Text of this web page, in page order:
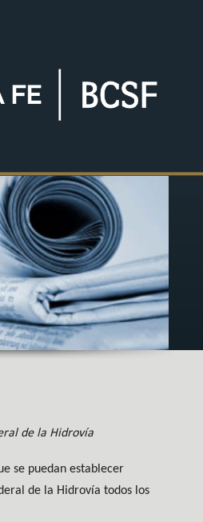
de la Hidrovía
se puedan establecer
de la Hidrovía todos los